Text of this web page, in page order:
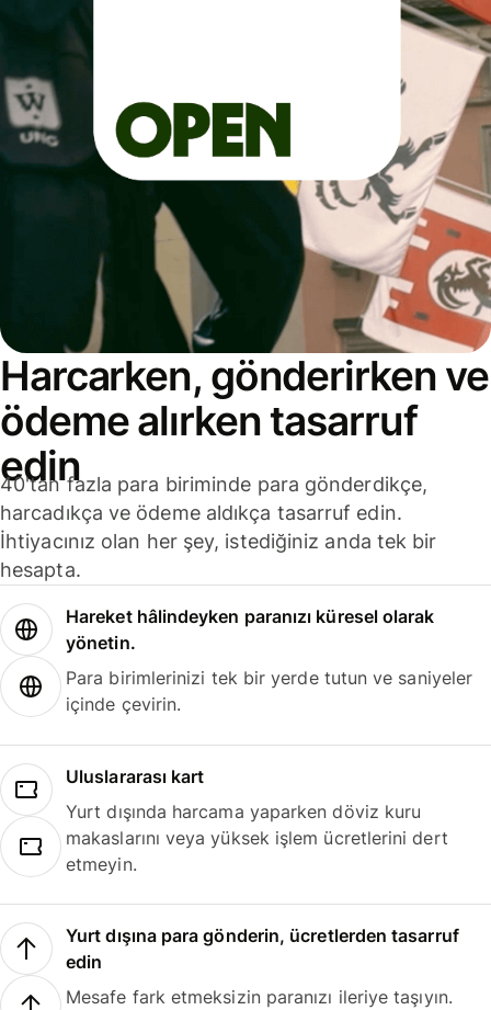
Harcarken, gönderirken ve
ödeme alırken tasarruf
edin
40'tan fazla para biriminde para gönderdikçe,
harcadıkça ve ödeme aldıkça tasarruf edin.
İhtiyacınız olan her şey, istediğiniz anda tek bir
hesapta.
Hareket hâlindeyken paranızı küresel olarak
yönetin.
Para birimlerinizi tek bir yerde tutun ve saniyeler
içinde çevirin.
Uluslararası kart
Yurt dışında harcama yaparken döviz kuru
makaslarını veya yüksek işlem ücretlerini dert
etmeyin.
Yurt dışına para gönderin, ücretlerden tasarruf
edin
Mesafe fark etmeksizin paranızı ileriye taşıyın.